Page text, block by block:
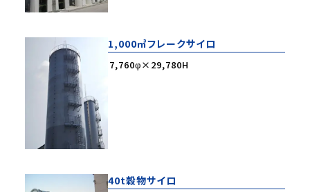
1,000㎥フレークサイロ
7,760φ×29,780H
40t穀物サイロ